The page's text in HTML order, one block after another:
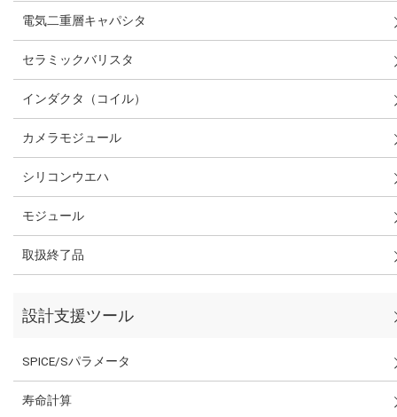
電気二重層キャパシタ
セラミックバリスタ
インダクタ（コイル）
カメラモジュール
シリコンウエハ
モジュール
取扱終了品
設計支援ツール
SPICE/Sパラメータ
寿命計算